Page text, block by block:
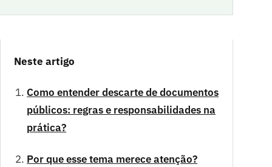
Neste artigo
Como entender descarte de documentos
públicos: regras e responsabilidades na
prática?
Por que esse tema merece atenção?